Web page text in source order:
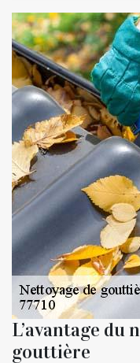
L’avantage du
gouttière